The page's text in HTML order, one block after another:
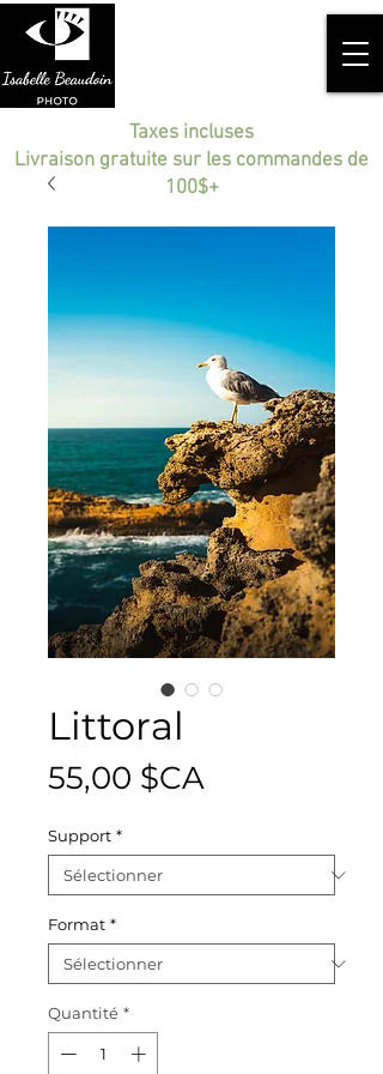
Taxes incluses
Livraison gratuite sur les commandes de
100$+
Littoral
55,00 $CA
Support *
Format *
Quantité *